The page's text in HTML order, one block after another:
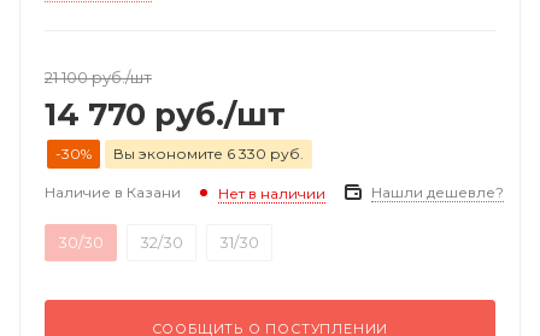
21 100руб./шт
14 770 руб./шт
-30% Вы экономите 6 330 руб.
Наличие в Казани Нет в наличии Нашли дешевле?
30/30 32/30 31/30
СООБЩИТЬ О ПОСТУПЛЕНИИ